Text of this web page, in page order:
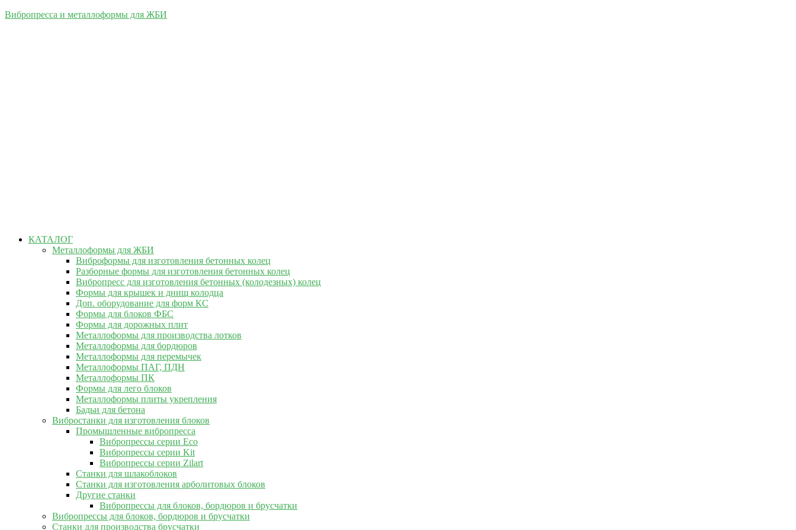
Вибропресса и металлоформы для ЖБИ
КАТАЛОГ
Металлоформы для ЖБИ
Виброформы для изготовления бетонных колец
Разборные формы для изготовления бетонных колец
Вибропресс для изготовления бетонных (колодезных) колец
Формы для крышек и днищ колодца
Доп. оборудование для форм КС
Формы для блоков ФБС
Формы для дорожных плит
Металлоформы для производства лотков
Металлоформы для бордюров
Металлоформы для перемычек
Металлоформы ПАГ, ПДН
Металлоформы ПК
Формы для лего блоков
Металлоформы плиты укрепления
Бадьи для бетона
Вибростанки для изготовления блоков
Промышленные вибропресса
Вибропрессы серии Eco
Вибропрессы серии Kit
Вибропрессы серии Zilart
Станки для шлакоблоков
Станки для изготовления арболитовых блоков
Другие станки
Вибропрессы для блоков, бордюров и брусчатки
Вибропрессы для блоков, бордюров и брусчатки
Станки для производства брусчатки